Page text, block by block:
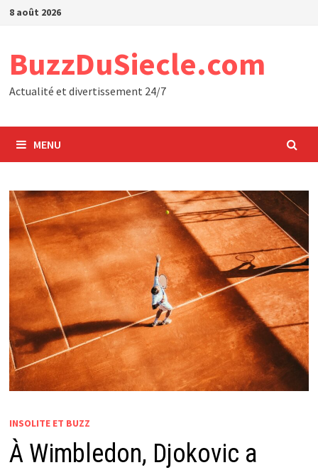
Passer
8 août 2026
BuzzDuSiecle.com
Actualité et divertissement 24/7
MENU
INSOLITE ET BUZZ
À Wimbledon, Djokovic a